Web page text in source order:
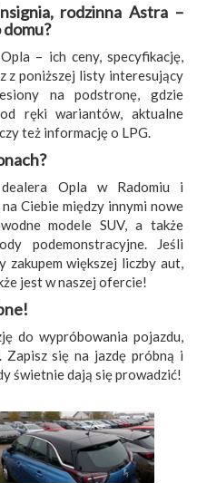
rodzinna Astra –
– ich ceny, specyfikację,
z poniższej listy interesujący
na podstronę, gdzie
ręki wariantów, aktualne
też informację o LPG.
Opla w Radomiu i
Ciebie między innymi nowe
modele SUV, a także
podemonstracyjne. Jeśli
większej liczby aut,
jest w naszej ofercie!
do wypróbowania pojazdu,
Zapisz się na jazdę próbną i
świetnie dają się prowadzić!